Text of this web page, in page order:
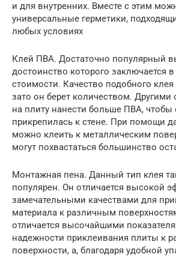
и для внутренних. Вместе с этим
универсальные герметики,
любых условиях
Клей ПВА. Достаточно популярный
достоинство которого заключается
стоимости. Качество подобного
зато он берет количеством.
на плиту нанести больше ПВА, чтобы
прикрепилась к стене. При помощи
можно клеить к металлическим
могут похвастаться большинство
Монтажная пена. Данный тип клея
популярен. Он отличается высокой
замечательными качествами для
материала к различным
отличается высочайшими
надежности приклеивания плиты к
поверхности, а, благодаря удобной